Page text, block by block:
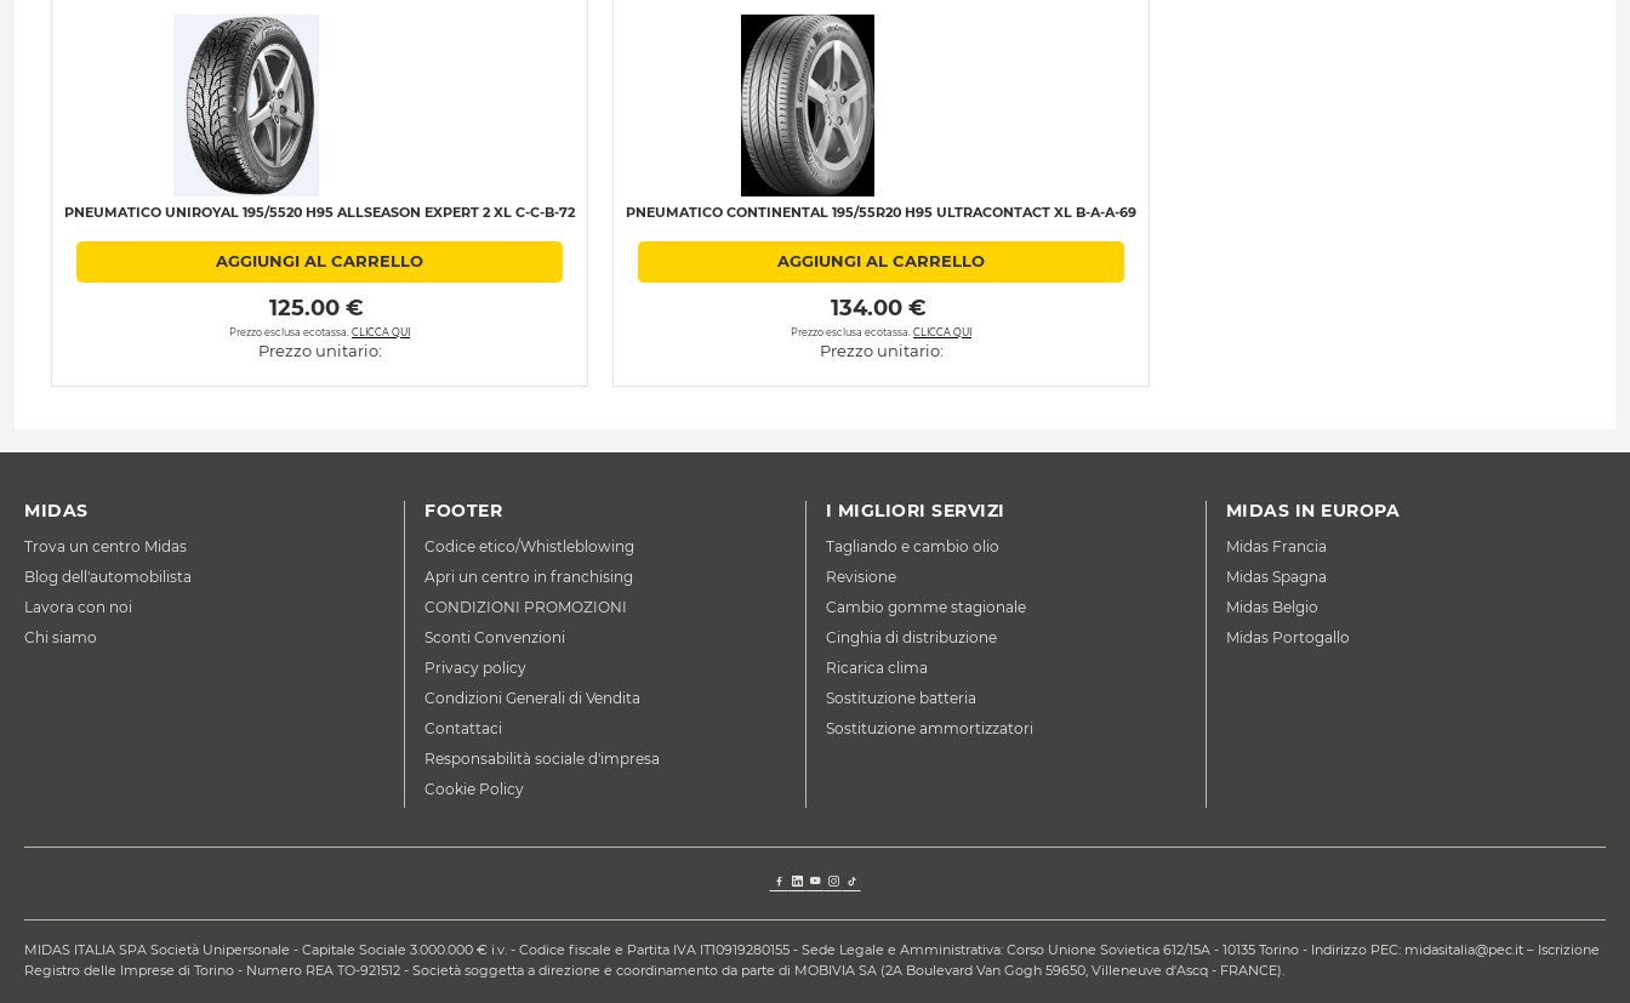
PNEUMATICO UNIROYAL 195/5520 H95 ALLSEASON EXPERT 2 XL C-C-B-72
AGGIUNGI AL CARRELLO
125.00 €
Prezzo esclusa ecotassa. CLICCA QUI
Prezzo unitario:
PNEUMATICO CONTINENTAL 195/55R20 H95 ULTRACONTACT XL B-A-A-69
AGGIUNGI AL CARRELLO
134.00 €
Prezzo esclusa ecotassa. CLICCA QUI
Prezzo unitario:
MIDAS
Trova un centro Midas
Blog dell'automobilista
Lavora con noi
Chi siamo
FOOTER
Codice etico/Whistleblowing
Apri un centro in franchising
CONDIZIONI PROMOZIONI
Sconti Convenzioni
Privacy policy
Condizioni Generali di Vendita
Contattaci
Responsabilità sociale d'impresa
Cookie Policy
I MIGLIORI SERVIZI
Tagliando e cambio olio
Revisione
Cambio gomme stagionale
Cinghia di distribuzione
Ricarica clima
Sostituzione batteria
Sostituzione ammortizzatori
MIDAS IN EUROPA
Midas Francia
Midas Spagna
Midas Belgio
Midas Portogallo
MIDAS ITALIA SPA Società Unipersonale - Capitale Sociale 3.000.000 € i.v. - Codice fiscale e Partita IVA IT10919280155 - Sede Legale e Amministrativa: Corso Unione Sovietica 612/15A - 10135 Torino - Indirizzo PEC: midasitalia@pec.it – Iscrizione
Registro delle Imprese di Torino - Numero REA TO-921512 - Società soggetta a direzione e coordinamento da parte di MOBIVIA SA (2A Boulevard Van Gogh 59650, Villeneuve d'Ascq - FRANCE).